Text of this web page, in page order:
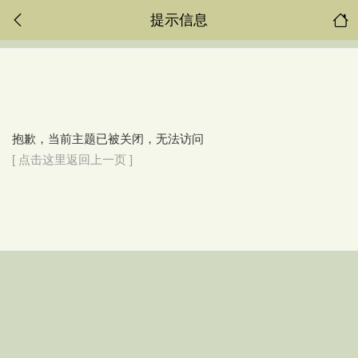
提示信息
抱歉，当前主题已被关闭，无法访问
[ 点击这里返回上一页 ]